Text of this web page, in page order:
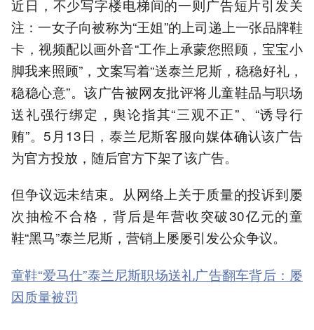
近日，不少写字楼电梯间的一则广告短片引发关
注：一女子向被称为“王姐”的上司递上一张品牌鞋
卡，视频配以画外音“工作上承蒙您照顾，宝宝小
脚我来照顾”，文案写着“送泰兰尼斯，稳稳好礼，
稳稳心意”。该广告被网友批评将儿童鞋品与职场
送礼强行绑定，舆论指其“三观不正”、“诱导行
贿”。5月13日，泰兰尼斯客服向媒体确认该广告
为官方投放，随后官方下架了该广告。
但争议远未结束。从网络上关于质量的投诉到屡
次抽检不合格，背后是年营收突破30亿元的童
鞋“黑马”泰兰尼斯，营销上屡屡引发公众争议。
童鞋“爱马仕”泰兰尼斯职场送礼广告翻车背后：屡
因质量被罚